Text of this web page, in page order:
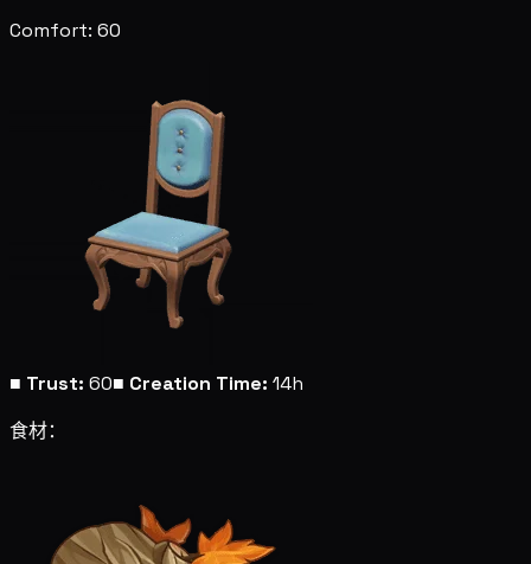
Comfort: 60
■ Trust: 60■ Creation Time: 14h
食材：